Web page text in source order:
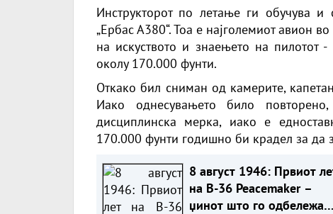
Инструкторот по летање ги обучува
„Ербас А380“. Тоа е најголемиот авион
на искуството и знаењето на пилотот
околу 170.000 фунти.
Откако бил сниман од камерите,
Иако однесувањето било
дисциплинска мерка, иако е
170.000 фунти годишно би крадел за да
8 август 1946: Првиот
на B-36 Peacemaker –
џинот што го одбележа